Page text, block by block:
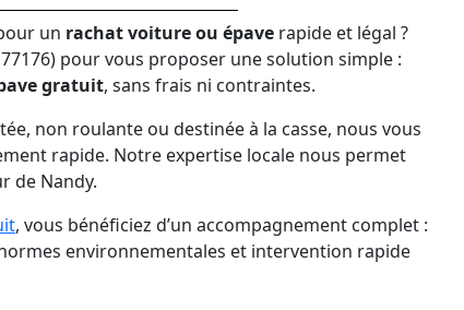
un rachat voiture ou épave rapide et légal ?
pour vous proposer une solution simple :
gratuit, sans frais ni contraintes.
non roulante ou destinée à la casse, nous vous
rapide. Notre expertise locale nous permet
de Nandy.
, vous bénéficiez d’un accompagnement complet :
environnementales et intervention rapide